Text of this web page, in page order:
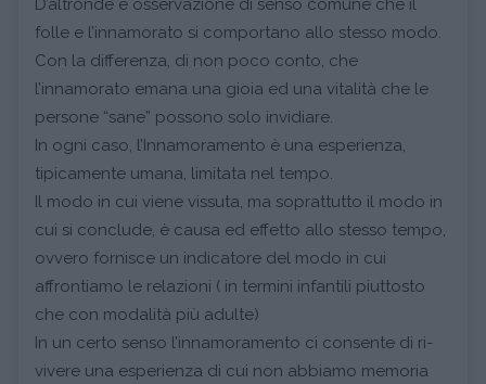
folle e l’innamorato si comportano allo stesso modo.
Con la differenza, di non poco conto, che
l’innamorato emana una gioia ed una vitalità che le
persone “sane” possono solo invidiare.
In ogni caso, l’Innamoramento è una esperienza,
tipicamente umana, limitata nel tempo.
Il modo in cui viene vissuta, ma soprattutto il modo in
cui si conclude, è causa ed effetto allo stesso tempo,
ovvero fornisce un indicatore del modo in cui
affrontiamo le relazioni ( in termini infantili piuttosto
che con modalità più adulte)
In un certo senso l’innamoramento ci consente di ri-
vivere una esperienza di cui non abbiamo memoria